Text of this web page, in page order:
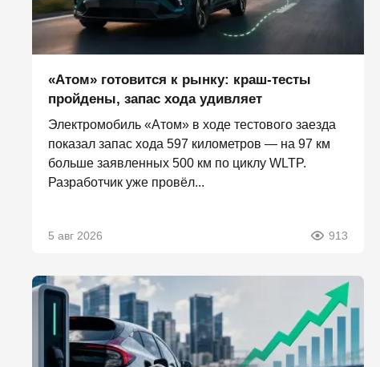
«Атом» готовится к рынку: краш-тесты
пройдены, запас хода удивляет
Электромобиль «Атом» в ходе тестового заезда
показал запас хода 597 километров — на 97 км
больше заявленных 500 км по циклу WLTP.
Разработчик уже провёл...
5 авг 2026 913